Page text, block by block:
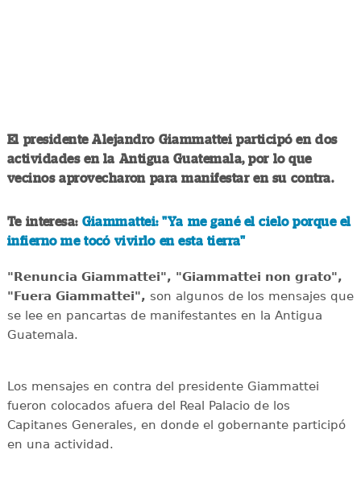
El presidente Alejandro Giammattei participó en dos
actividades en la Antigua Guatemala, por lo que
vecinos aprovecharon para manifestar en su contra.
Te interesa: Giammattei: "Ya me gané el cielo porque el
infierno me tocó vivirlo en esta tierra"
"Renuncia Giammattei", "Giammattei non grato",
"Fuera Giammattei", son algunos de los mensajes que
se lee en pancartas de manifestantes en la Antigua
Guatemala.
Los mensajes en contra del presidente Giammattei
fueron colocados afuera del Real Palacio de los
Capitanes Generales, en donde el gobernante participó
en una actividad.